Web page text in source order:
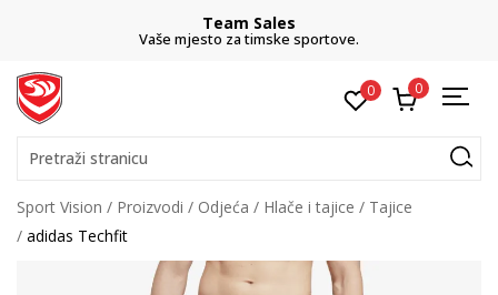
Team Sales
Vaše mjesto za timske sportove.
0 0
Pretraži stranicu
Sport Vision Proizvodi Odjeća Hlače i tajice
Tajice
adidas Techfit